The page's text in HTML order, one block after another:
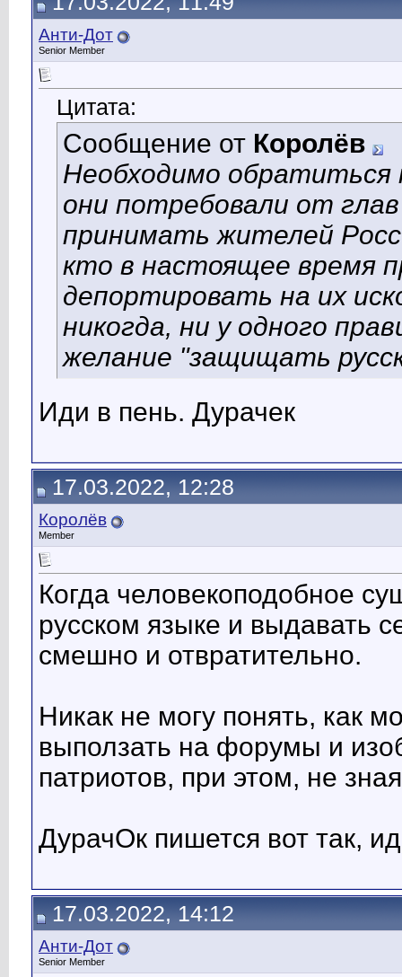
Анти-Дот
Senior Member
Цитата:
Сообщение от Королёв
Необходимо обратиться
они потребовали от
принимать жителей
кто в настоящее время
депортировать на их
никогда, ни у одного
желание "защищать
Иди в пень. Дурачек
17.03.2022, 12:28
Королёв
Member
Когда человекоподобное
русском языке и выдавать
смешно и отвратительно.
Никак не могу понять, как
выползать на форумы и
патриотов, при этом, не
ДурачОк пишется вот так,
17.03.2022, 14:12
Анти-Дот
Senior Member